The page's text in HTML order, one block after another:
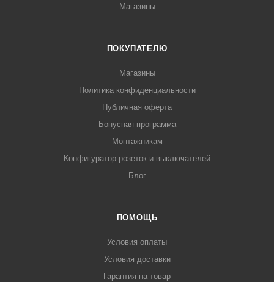
Магазины
ПОКУПАТЕЛЮ
Магазины
Политика конфиденциальности
Публичная оферта
Бонусная программа
Монтажникам
Конфигуратор розеток и выключателей
Блог
ПОМОЩЬ
Условия оплаты
Условия доставки
Гарантия на товар